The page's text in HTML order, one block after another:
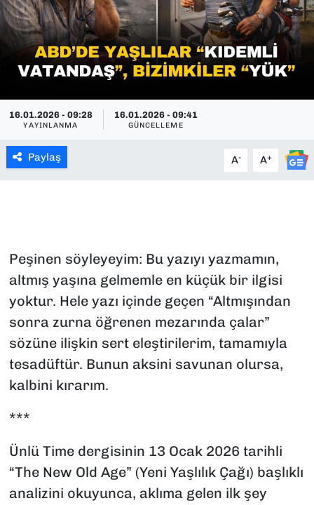
16.01.2026 - 09:28
YAYINLANMA
16.01.2026 - 09:41
GÜNCELLEME
Paylaş A- A+
Peşinen söyleyeyim: Bu yazıyı yazmamın,
altmış yaşına gelmemle en küçük bir ilgisi
yoktur. Hele yazı içinde geçen “Altmışından
sonra zurna öğrenen mezarında çalar”
sözüne ilişkin sert eleştirilerim, tamamıyla
tesadüftür. Bunun aksini savunan olursa,
kalbini kırarım.
***
Ünlü Time dergisinin 13 Ocak 2026 tarihli
“The New Old Age” (Yeni Yaşlılık Çağı) başlıklı
analizini okuyunca, aklıma gelen ilk şey
SAĞLIK
SPOR
TEKNOLOJİ
YEREL YÖNETİMLER